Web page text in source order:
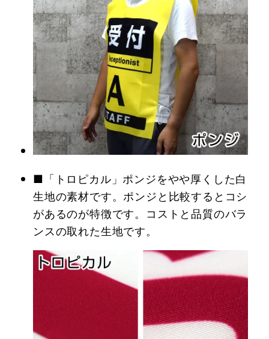
■「トロピカル」ポンジをやや厚くした白
生地の素材です。ポンジと比較するとコシ
があるのが特徴です。コストと品質のバラ
ンスの取れた生地です。